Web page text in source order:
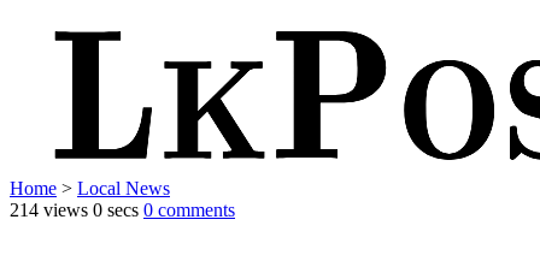
Home > Local News
214 views 0 secs 0 comments